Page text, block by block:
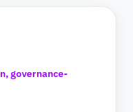
governance-